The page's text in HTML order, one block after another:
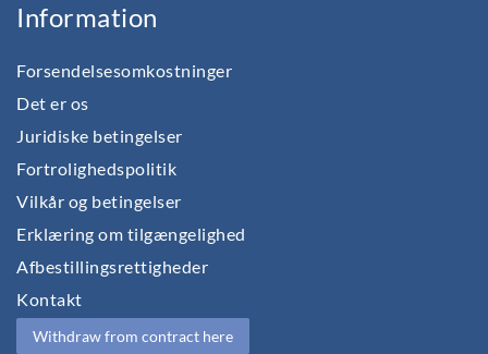
Information
Forsendelsesomkostninger
Det er os
Juridiske betingelser
Fortrolighedspolitik
Vilkår og betingelser
Erklæring om tilgængelighed
Afbestillingsrettigheder
Kontakt
Withdraw from contract here